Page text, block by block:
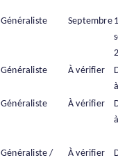
Généraliste Septembre
Généraliste À vérifier
Généraliste À vérifier
Généraliste /
À vérifier